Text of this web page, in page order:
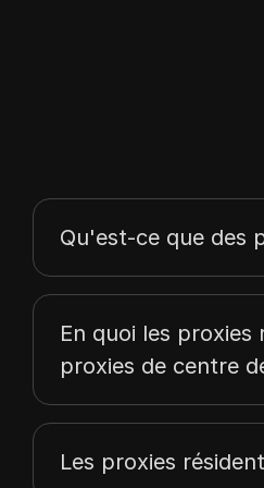
Hongrie
Grèce
Portugal
Liechtenstein
Qu'est-ce que des
En quoi les proxies
proxies de centre
Les proxies